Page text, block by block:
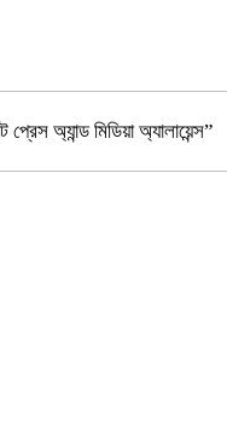
অ্যান্ড মিডিয়া অ্যালায়েন্স”